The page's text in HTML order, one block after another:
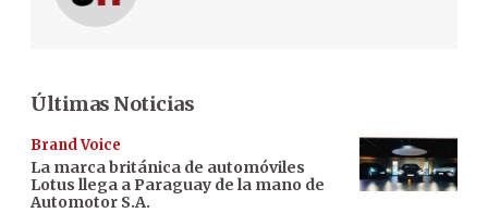
Últimas Noticias
Brand Voice
La marca británica de automóviles
Lotus llega a Paraguay de la mano de
Automotor S.A.